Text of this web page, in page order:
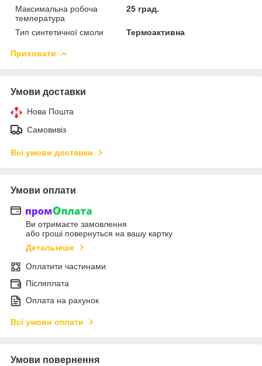
Максимальна робоча
температура
25 град.
Тип синтетичної смоли Термоактивна
Приховати
Умови доставки
Нова Пошта
Самовивіз
Всі умови доставки
Умови оплати
Ви отримаєте замовлення
або гроші повернуться на вашу картку
Детальніше
Оплатити частинами
Післяплата
Оплата на рахунок
Всі умови оплати
Умови повернення